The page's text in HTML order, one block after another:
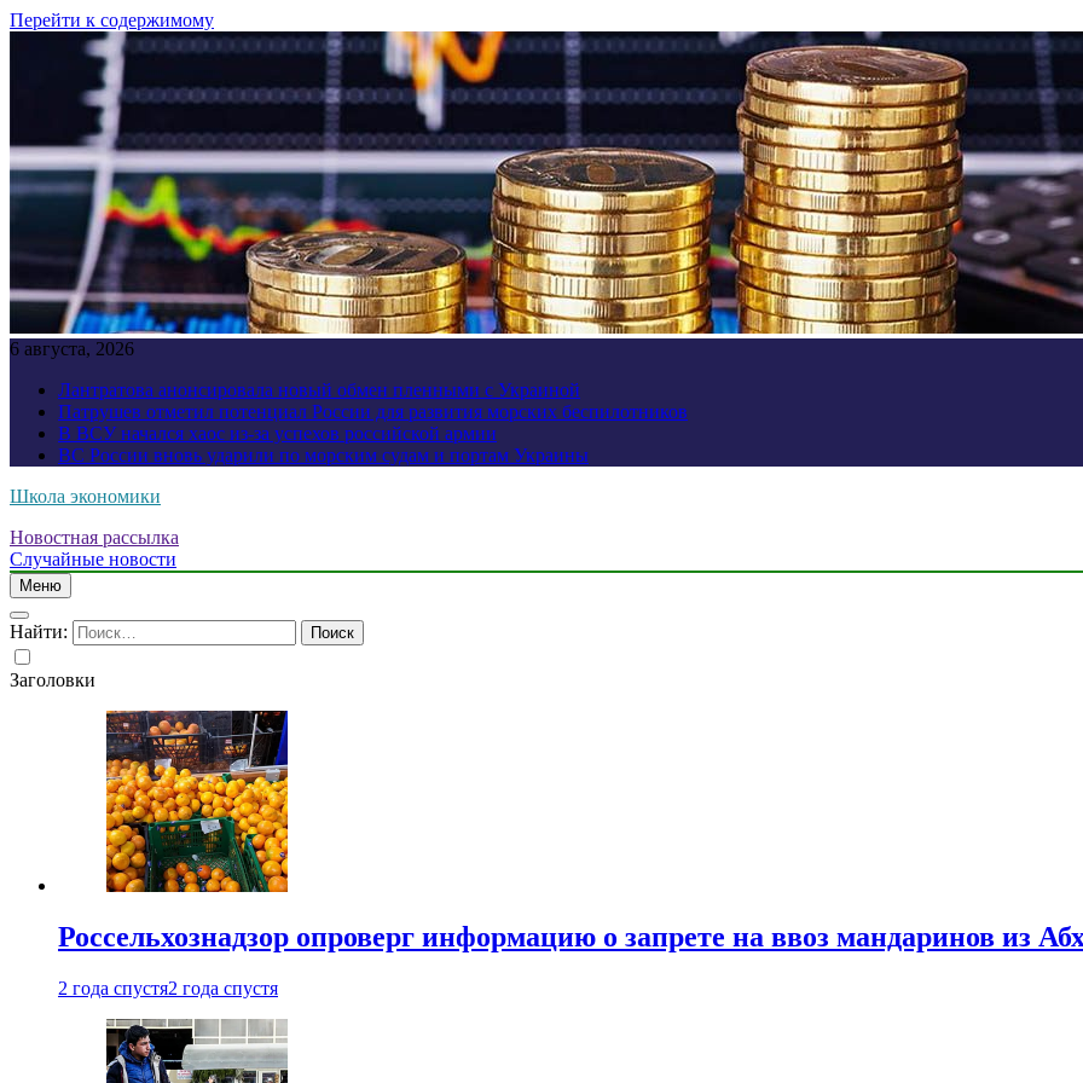
Перейти к содержимому
6 августа, 2026
Лантратова анонсировала новый обмен пленными с Украиной
Патрушев отметил потенциал России для развития морских беспилотников
В ВСУ начался хаос из-за успехов российской армии
ВС России вновь ударили по морским судам и портам Украины
Школа экономики
Новостная рассылка
Случайные новости
Меню
Найти:
Заголовки
Россельхознадзор опроверг информацию о запрете на ввоз мандаринов из
2 года спустя2 года спустя